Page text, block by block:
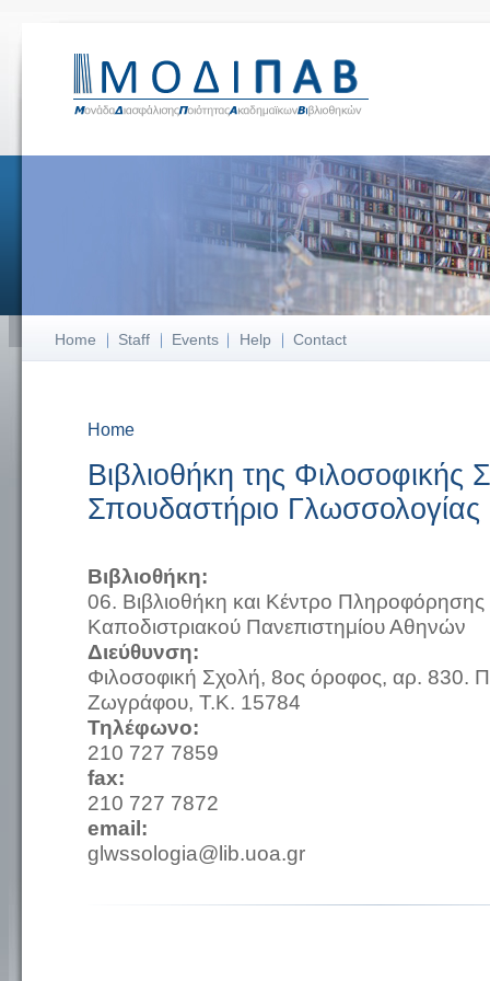
Home Staff Events Help Contact
Home
Βιβλιοθήκη της Φιλοσοφικής
Σπουδαστήριο Γλωσσολογίας
Βιβλιοθήκη:
06. Βιβλιοθήκη και Κέντρο Πληροφόρησης
Καποδιστριακού Πανεπιστημίου Αθηνών
Διεύθυνση:
Φιλοσοφική Σχολή, 8ος όροφος, αρ. 830.
Ζωγράφου, Τ.Κ. 15784
Τηλέφωνο:
210 727 7859
fax:
210 727 7872
email:
glwssologia@lib.uoa.gr